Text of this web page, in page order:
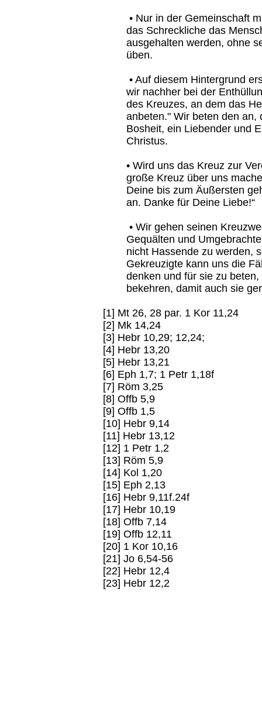
• Nur in der Gemeinschaft
das Schreckliche das
ausgehalten werden, ohne
üben.
• Auf diesem Hintergrund
wir nachher bei der
des Kreuzes, an dem das
anbeten." Wir beten den an,
Bosheit, ein Liebender und
Christus.
• Wird uns das Kreuz zur
große Kreuz über uns
Deine bis zum Äußersten
an. Danke für Deine Liebe!“
• Wir gehen seinen
Gequälten und
nicht Hassende zu werden,
Gekreuzigte kann uns die
denken und für sie zu
bekehren, damit auch sie
[1] Mt 26, 28 par. 1 Kor 11,24
[2] Mk 14,24
[3] Hebr 10,29; 12,24;
[4] Hebr 13,20
[5] Hebr 13,21
[6] Eph 1,7; 1 Petr 1,18f
[7] Röm 3,25
[8] Offb 5,9
[9] Offb 1,5
[10] Hebr 9,14
[11] Hebr 13,12
[12] 1 Petr 1,2
[13] Röm 5,9
[14] Kol 1,20
[15] Eph 2,13
[16] Hebr 9,11f.24f
[17] Hebr 10,19
[18] Offb 7,14
[19] Offb 12,11
[20] 1 Kor 10,16
[21] Jo 6,54-56
[22] Hebr 12,4
[23] Hebr 12,2